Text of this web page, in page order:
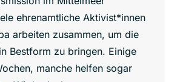
ehrenamtliche Aktivist*innen
arbeiten zusammen, um die
in Bestform zu bringen. Einige
manche helfen sogar